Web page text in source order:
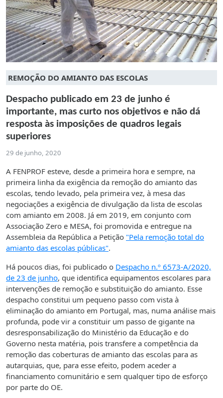
REMOÇÃO DO AMIANTO DAS ESCOLAS
Despacho publicado em 23 de junho é
importante, mas curto nos objetivos e não dá
resposta às imposições de quadros legais
superiores
29 de junho, 2020
A FENPROF esteve, desde a primeira hora e sempre, na
primeira linha da exigência da remoção do amianto das
escolas, tendo levado, pela primeira vez, à mesa das
negociações a exigência de divulgação da lista de escolas
com amianto em 2008. Já em 2019, em conjunto com
Associação Zero e MESA, foi promovida e entregue na
Assembleia da República a Petição "Pela remoção total do
amianto das escolas públicas".
Há poucos dias, foi publicado o Despacho n.º 6573-A/2020,
de 23 de junho, que identifica equipamentos escolares para
intervenções de remoção e substituição do amianto. Esse
despacho constitui um pequeno passo com vista à
eliminação do amianto em Portugal, mas, numa análise mais
profunda, pode vir a constituir um passo de gigante na
desresponsabilização do Ministério da Educação e do
Governo nesta matéria, pois transfere a competência da
remoção das coberturas de amianto das escolas para as
autarquias, que, para esse efeito, podem aceder a
financiamento comunitário e sem qualquer tipo de esforço
por parte do OE.